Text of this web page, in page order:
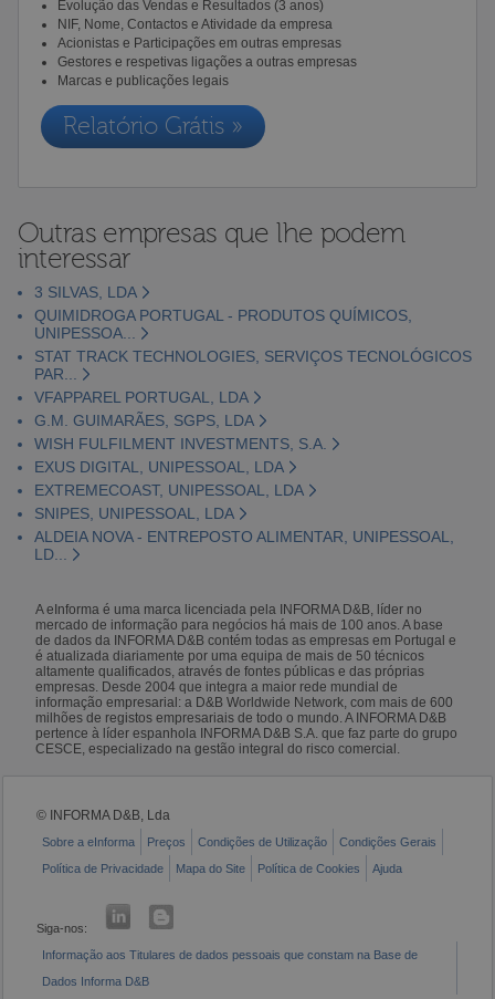
Evolução das Vendas e Resultados (3 anos)
NIF, Nome, Contactos e Atividade da empresa
Acionistas e Participações em outras empresas
Gestores e respetivas ligações a outras empresas
Marcas e publicações legais
Relatório Grátis »
Outras empresas que lhe podem
interessar
3 SILVAS, LDA
QUIMIDROGA PORTUGAL - PRODUTOS QUÍMICOS,
UNIPESSOA...
STAT TRACK TECHNOLOGIES, SERVIÇOS TECNOLÓGICOS
PAR...
VFAPPAREL PORTUGAL, LDA
G.M. GUIMARÃES, SGPS, LDA
WISH FULFILMENT INVESTMENTS, S.A.
EXUS DIGITAL, UNIPESSOAL, LDA
EXTREMECOAST, UNIPESSOAL, LDA
SNIPES, UNIPESSOAL, LDA
ALDEIA NOVA - ENTREPOSTO ALIMENTAR, UNIPESSOAL,
LD...
A eInforma é uma marca licenciada pela INFORMA D&B, líder no
mercado de informação para negócios há mais de 100 anos. A base
de dados da INFORMA D&B contém todas as empresas em Portugal e
é atualizada diariamente por uma equipa de mais de 50 técnicos
altamente qualificados, através de fontes públicas e das próprias
empresas. Desde 2004 que integra a maior rede mundial de
informação empresarial: a D&B Worldwide Network, com mais de 600
milhões de registos empresariais de todo o mundo. A INFORMA D&B
pertence à líder espanhola INFORMA D&B S.A. que faz parte do grupo
CESCE, especializado na gestão integral do risco comercial.
© INFORMA D&B, Lda
Sobre a eInforma Preços Condições de Utilização
Condições Gerais
Política de Privacidade
Mapa do Site Política de Cookies Ajuda
Siga-nos:
Informação aos Titulares de dados pessoais que constam na Base de
Dados Informa D&B